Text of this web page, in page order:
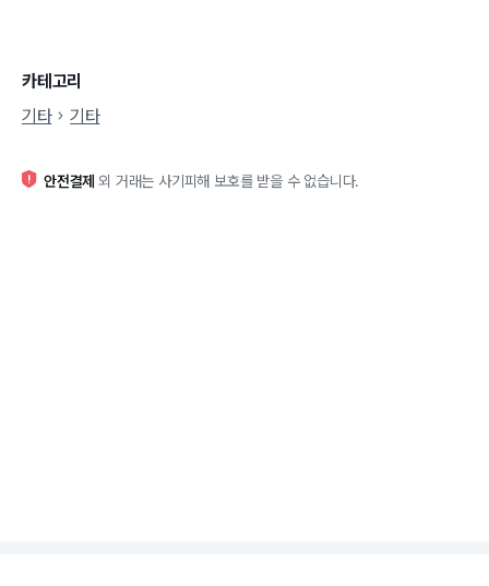
카테고리
기타
기타
안전결제 외 거래는 사기피해 보호를 받을 수 없습니다.